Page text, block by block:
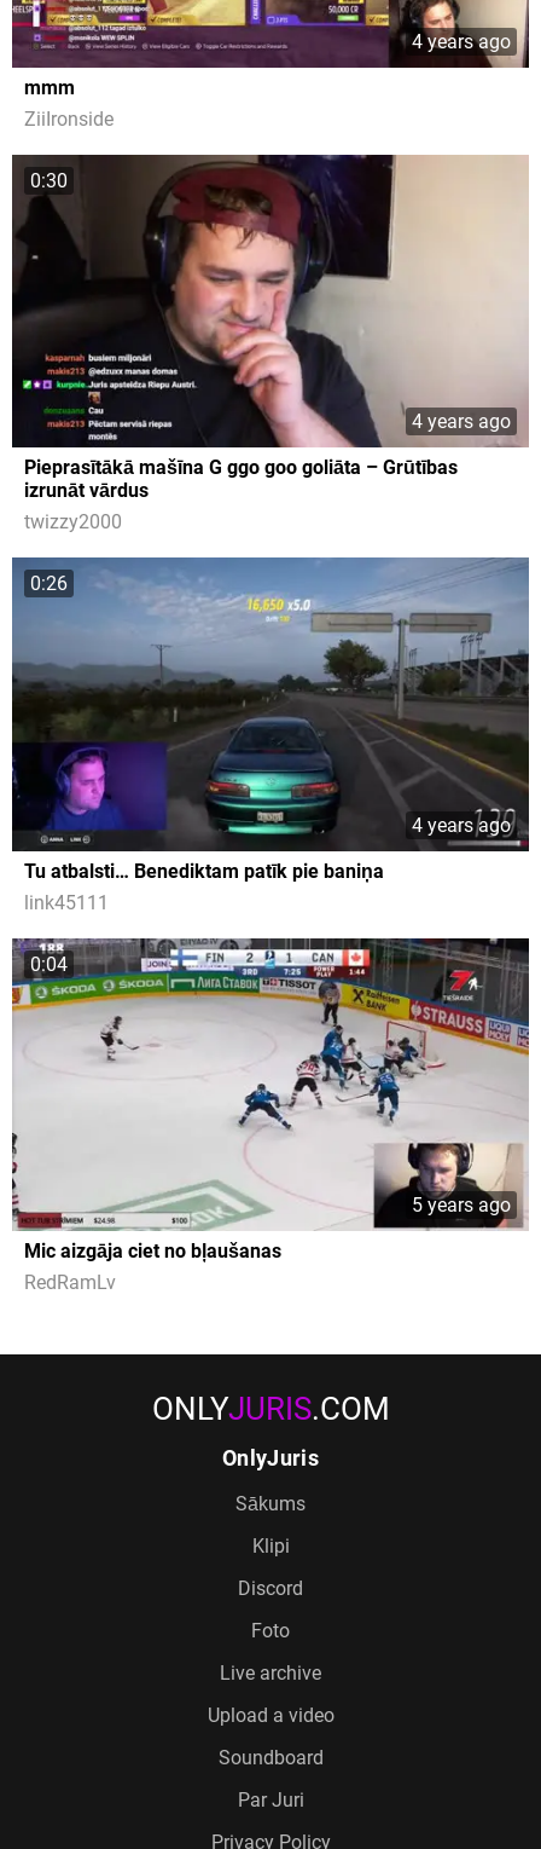
4 years ago
mmm
ZiiIronside
0:30
4 years ago
Pieprasītākā mašīna G ggo goo goliāta – Grūtības
izrunāt vārdus
twizzy2000
0:26
4 years ago
Tu atbalsti… Benediktam patīk pie baniņa
link45111
0:04
5 years ago
Mic aizgāja ciet no bļaušanas
RedRamLv
ONLYJURIS.COM
OnlyJuris
Sākums
Klipi
Discord
Foto
Live archive
Upload a video
Soundboard
Par Juri
Privacy Policy